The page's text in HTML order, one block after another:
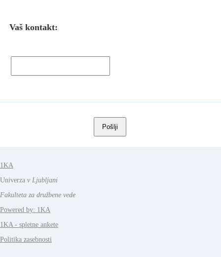
Vaš kontakt:
1KA
Univerza v Ljubljani
Fakulteta za družbene vede
Powered by: 1KA
1KA - spletne ankete
Politika zasebnosti